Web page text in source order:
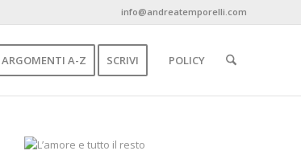
info@andreatemporelli.com
ARGOMENTI A-Z SCRIVI POLICY